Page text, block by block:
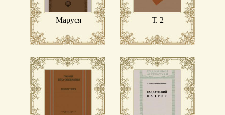
Маруся Т. 2